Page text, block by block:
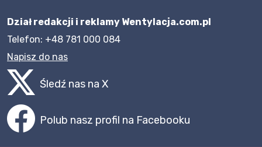
Dział redakcji i reklamy Wentylacja.com.pl
Telefon: +48 781 000 084
Napisz do nas
Śledź nas na X
Polub nasz profil na Facebooku